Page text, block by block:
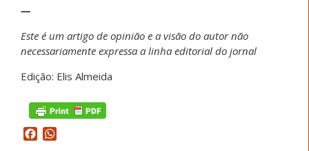
—
Este é um artigo de opinião e a visão do autor não
necessariamente expressa a linha editorial do jornal
Edição: Elis Almeida
Facebook